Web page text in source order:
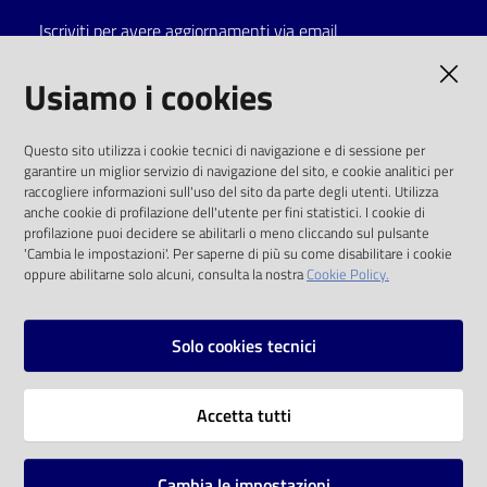
Catalogo
Eventi
Chiedi al
bibliotecario
Avvisi
Iscriviti per avere aggiornamenti via email
solo alle condizioni previste dalla direttiva
comunitaria 2003/98/CE e dal d.lgs. 36/2006
SOCIAL
Instagram
Vai alla pagina
Usiamo i cookies
Questo sito utilizza i cookie tecnici di navigazione e di sessione per
garantire un miglior servizio di navigazione del sito, e cookie analitici per
raccogliere informazioni sull'uso del sito da parte degli utenti. Utilizza
anche cookie di profilazione dell'utente per fini statistici. I cookie di
profilazione puoi decidere se abilitarli o meno cliccando sul pulsante
'Cambia le impostazioni'. Per saperne di più su come disabilitare i cookie
oppure abilitarne solo alcuni, consulta la nostraCookie Policy.
Solo cookies tecnici
Accetta tutti